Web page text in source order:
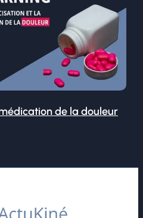
de la douleur